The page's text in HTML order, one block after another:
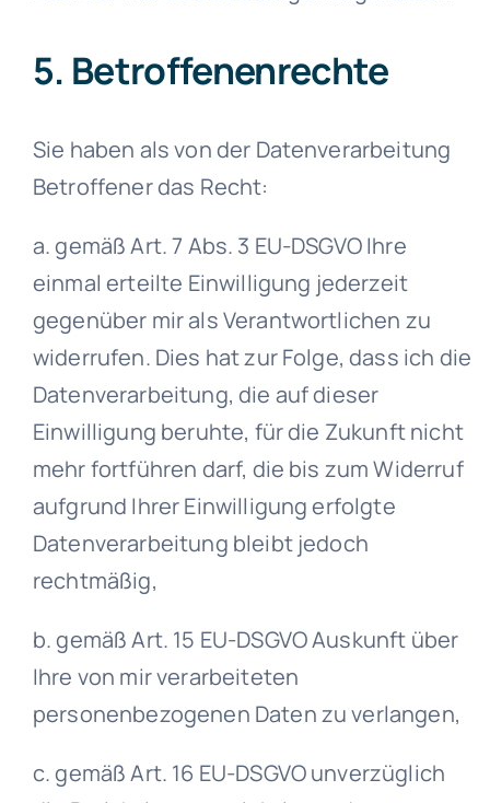
5. Betroffenenrechte
Sie haben als von der Datenverarbeitung
Betroffener das Recht:
a. gemäß Art. 7 Abs. 3 EU-DSGVO Ihre
einmal erteilte Einwilligung jederzeit
gegenüber mir als Verantwortlichen zu
widerrufen. Dies hat zur Folge, dass ich die
Datenverarbeitung, die auf dieser
Einwilligung beruhte, für die Zukunft nicht
mehr fortführen darf, die bis zum Widerruf
aufgrund Ihrer Einwilligung erfolgte
Datenverarbeitung bleibt jedoch
rechtmäßig,
b. gemäß Art. 15 EU-DSGVO Auskunft über
Ihre von mir verarbeiteten
personenbezogenen Daten zu verlangen,
c. gemäß Art. 16 EU-DSGVO unverzüglich